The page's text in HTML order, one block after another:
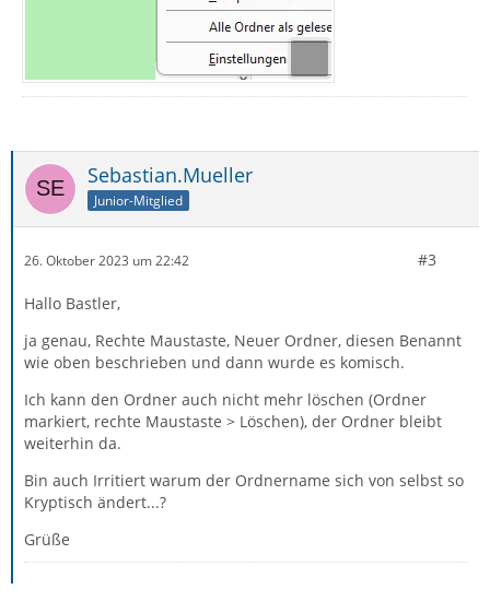
Sebastian.Mueller
Junior-Mitglied
26. Oktober 2023 um 22:42 #3
Hallo Bastler,
ja genau, Rechte Maustaste, Neuer Ordner, diesen Benannt
wie oben beschrieben und dann wurde es komisch.
Ich kann den Ordner auch nicht mehr löschen (Ordner
markiert, rechte Maustaste > Löschen), der Ordner bleibt
weiterhin da.
Bin auch Irritiert warum der Ordnername sich von selbst so
Kryptisch ändert...?
Grüße